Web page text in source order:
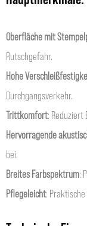
Oberfläche mit
Rutschgefahr.
Hohe
Durchgangsverkehr.
Trittkomfort: Reduziert
Hervorragende
bei.
Breites Farbspektrum:
Pflegeleicht: